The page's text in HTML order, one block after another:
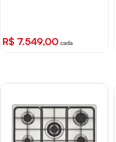
R$ 7.549,00 cada